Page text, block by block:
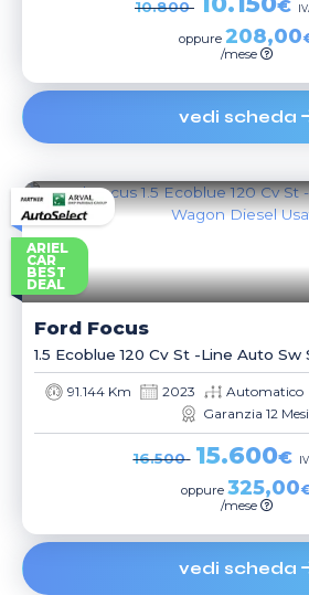
10.800 €
oppure 208,00
/mese
vedi scheda
ARIEL
CAR
BEST
DEAL
Ford Focus
1.5 Ecoblue 120 Cv St -line Auto
91.144 Km 2023 Automatico
Garanzia 12 Mesi
16.500 15.600€
oppure325,00
/mese
vedi scheda